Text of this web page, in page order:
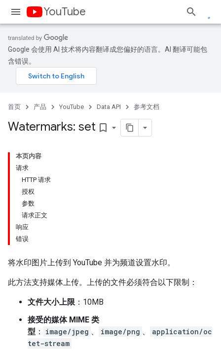
YouTube
Google 会使用 AI 技术将内容翻译成您偏好的语言。AI 翻译可能包
含错误。
首页 产品 YouTube Data API 参考文档
Watermarks: set bookmark_border
本页内容
请求
HTTP 请求
授权
参数
请求正文
响应
错误
将水印图片上传到 YouTube 并为频道设置水印。
此方法支持媒体上传。上传的文件必须符合以下限制：
文件大小上限 ：10MB
接受的媒体 MIME 类
型 ： image/jpeg 、 image/png 、
application/oc
tet-stream